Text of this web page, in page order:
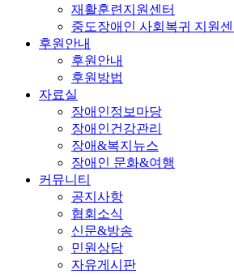
재활훈련지원센터
중도장애인 사회복귀 지원센
후원안내
후원안내
후원방법
자료실
장애인정보마당
장애인건강관리
장애&복지뉴스
장애인 문화&여행
커뮤니티
공지사항
협회소식
신문&방송
민원상담
자유게시판